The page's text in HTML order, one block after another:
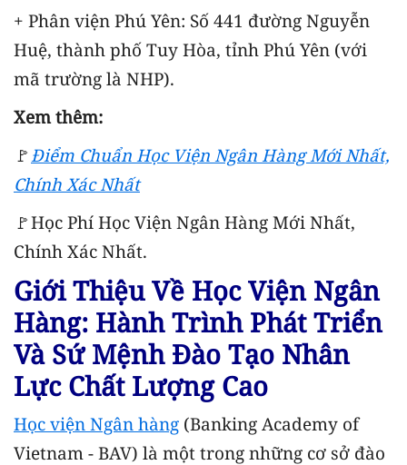
+ Phân viện Phú Yên: Số 441 đường Nguyễn
Huệ, thành phố Tuy Hòa, tỉnh Phú Yên (với
mã trường là NHP).
Xem thêm:
🚩 Điểm Chuẩn Học Viện Ngân Hàng Mới Nhất,
Chính Xác Nhất
🚩Học Phí Học Viện Ngân Hàng Mới Nhất,
Chính Xác Nhất.
Giới Thiệu Về Học Viện Ngân
Hàng: Hành Trình Phát Triển
Và Sứ Mệnh Đào Tạo Nhân
Lực Chất Lượng Cao
Học viện Ngân hàng (Banking Academy of
Vietnam - BAV) là một trong những cơ sở đào